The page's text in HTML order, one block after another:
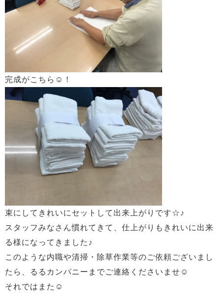
完成がこちら☺！
束にしてきれいにセットして出来上がりです☆♪
スタッフみなさん慣れてきて、仕上がりもきれいに出来
る様になってきました♪
このような内職や清掃・除草作業等のご依頼ございまし
たら、るるカンパニーまでご連絡くださいませ☺
それではまた☺